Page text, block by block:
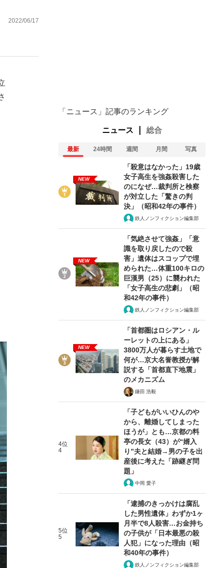
2022/06/17
「ニュース」記事のランキング
ニュース 総合
最新 24時間 週間 月間 写真
NEW
「殺意はなかった」19歳
女子高生を強姦殺害した
のになぜ…裁判所と検察
が対立した「驚きの判
決」（昭和42年の事件）
鉄人ノンフィクション編集部
NEW
「気絶させて強姦」「意
識を取り戻したので殺
害」遺体はスコップで埋
められた…体重100キロの
巨漢男（25）に襲われた
「女子高生の悲劇」（昭
和42年の事件）
鉄人ノンフィクション編集部
NEW
「首都圏はロシアン・ル
ーレットの上にある」
3800万人が暮らす土地で
何が…京大名誉教授が解
説する「首都直下地震」
のメカニズム
鎌田 浩毅
4位
4
「子どもがいいひんのや
から、離婚してしまった
ほうが」とも…京都の料
亭の長女（43）が“婿入
り”夫と結婚→男の子を出
産後に考えた「跡継ぎ問
題」
中岡 愛子
5位
5
「逮捕のきっかけは腐乱
した男性遺体」わずか1ヶ
月半で8人殺害…お金持ち
の子供が「日本最悪の殺
人犯」になった理由（昭
和40年の事件）
鉄人ノンフィクション編集部